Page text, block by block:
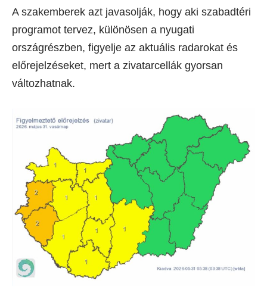
A szakemberek azt javasolják, hogy aki szabadtéri
programot tervez, különösen a nyugati
országrészben, figyelje az aktuális radarokat és
előrejelzéseket, mert a zivatarcellák gyorsan
változhatnak.